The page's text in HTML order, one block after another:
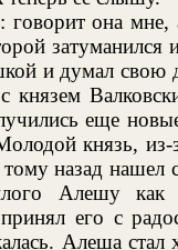
она мне,
затуманился
и думал свою
князем
еще
князь, из-
тому назад
Алешу
его с
Алеша